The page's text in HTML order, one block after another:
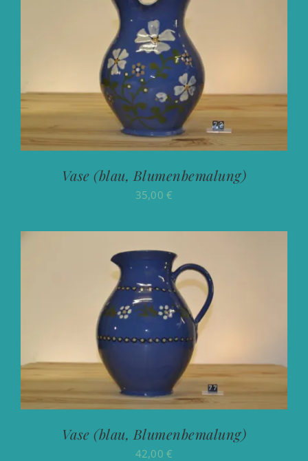
Vase (blau, Blumenbemalung)
35,00€
Vase (blau, Blumenbemalung)
42,00€